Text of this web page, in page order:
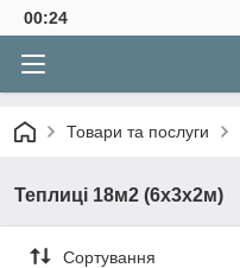
00:24
Товари та послуги
Теплиці 18м2 (6х3х2м)
Сортування